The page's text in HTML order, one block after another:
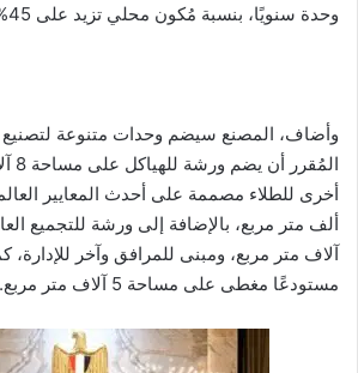
وحدة سنويًا، بنسبة مُكون محلي تزيد على 45%.
وأضاف، المصنع سيضم وحدات متنوعة لتصنيع
آلاف متر مربع، ومبنى للمرافق وآخر
مستودعًا مغطى على مساحة 5 آلاف متر مربع.